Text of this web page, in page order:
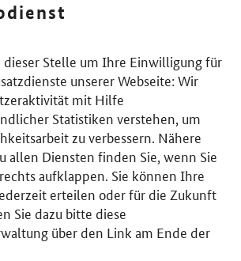
dieser Stelle um Ihre Einwilligung für
unserer Webseite: Wir
mit Hilfe
Statistiken verstehen, um
zu verbessern. Nähere
allen Diensten finden Sie, wenn Sie
aufklappen. Sie können Ihre
erteilen oder für die Zukunft
Sie dazu bitte diese
über den Link am Ende der